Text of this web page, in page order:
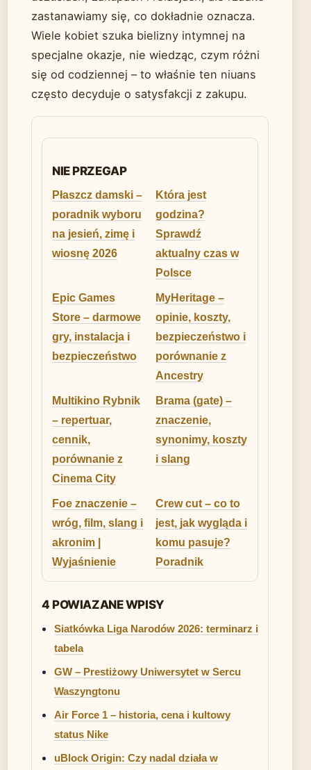
zastanawiamy się, co dokładnie oznacza.
Wiele kobiet szuka bielizny intymnej na
specjalne okazje, nie wiedząc, czym różni
się od codziennej – to właśnie ten niuans
często decyduje o satysfakcji z zakupu.
NIE PRZEGAP
Płaszcz damski –
poradnik wyboru
na jesień, zimę i
wiosnę 2026
Która jest
godzina?
Sprawdź
aktualny czas w
Polsce
Epic Games
Store – darmowe
gry, instalacja i
bezpieczeństwo
MyHeritage –
opinie, koszty,
bezpieczeństwo i
porównanie z
Ancestry
Multikino Rybnik
– repertuar,
cennik,
porównanie z
Cinema City
Brama (gate) –
znaczenie,
synonimy, koszty
i slang
Foe znaczenie –
wróg, film, slang i
akronim |
Wyjaśnienie
Crew cut – co to
jest, jak wygląda i
komu pasuje?
Poradnik
4 POWIAZANE WPISY
Siatkówka Liga Narodów 2026: terminarz i
tabela
GW – Prestiżowy Uniwersytet w Sercu
Waszyngtonu
Air Force 1 – historia, cena i kultowy
status Nike
uBlock Origin: Czy nadal działa w